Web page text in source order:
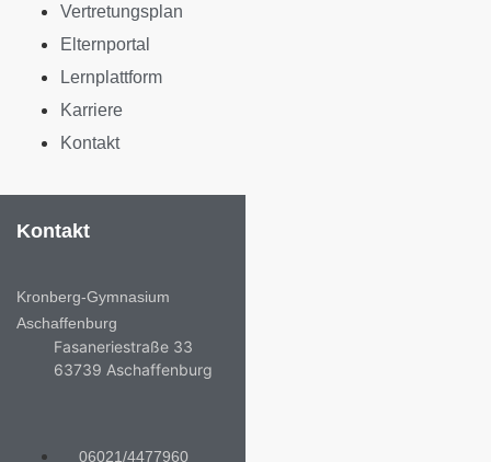
Vertretungsplan
Elternportal
Lernplattform
Karriere
Kontakt
Kontakt
Kronberg-Gymnasium
Aschaffenburg
Fasaneriestraße 33
63739 Aschaffenburg
06021/4477960